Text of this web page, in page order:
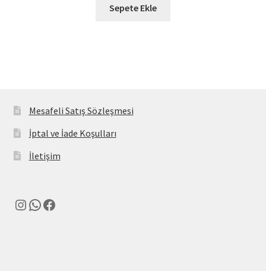
Sepete Ekle
Mesafeli Satış Sözleşmesi
İptal ve İade Koşulları
İletişim
Instagram
WhatsApp
Facebook